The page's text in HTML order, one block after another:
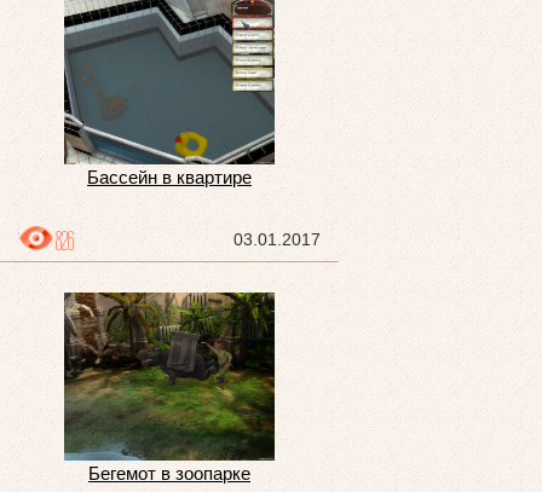
Бассейн в квартире
03.01.2017
826
Бегемот в зоопарке